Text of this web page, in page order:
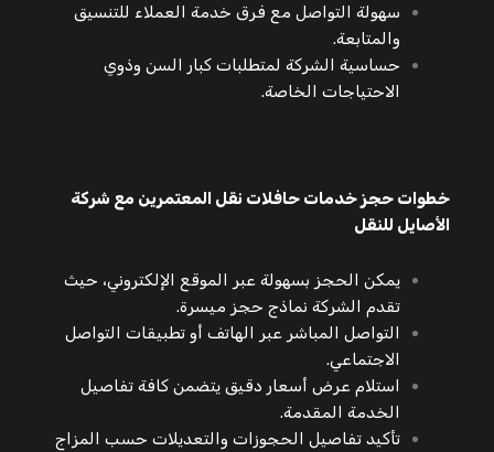
سهولة التواصل مع فرق خدمة العملاء للتنسيق
والمتابعة.
حساسية الشركة لمتطلبات كبار السن وذوي
الاحتياجات الخاصة.
خطوات حجز خدمات حافلات نقل المعتمرين مع شركة
الأصايل للنقل
يمكن الحجز بسهولة عبر الموقع الإلكتروني، حيث
تقدم الشركة نماذج حجز ميسرة.
التواصل المباشر عبر الهاتف أو تطبيقات التواصل
الاجتماعي.
استلام عرض أسعار دقيق يتضمن كافة تفاصيل
الخدمة المقدمة.
تأكيد تفاصيل الحجوزات والتعديلات حسب المزاج